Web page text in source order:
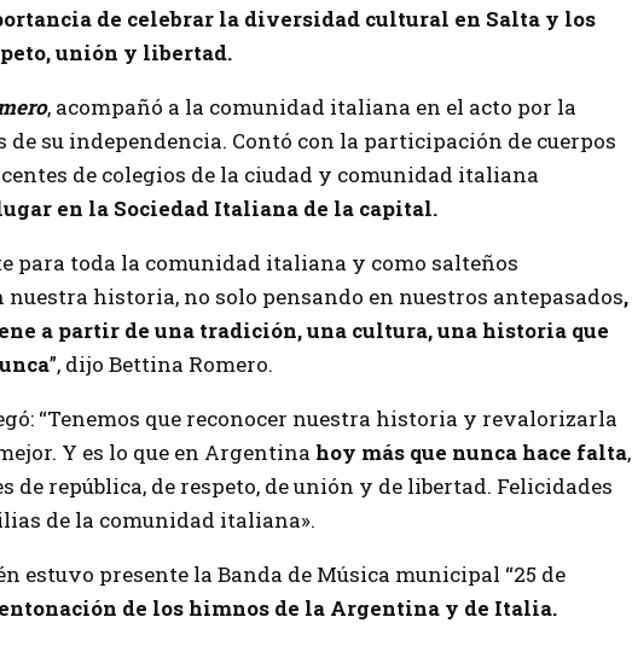
de celebrar la diversidad cultural en Salta y los
unión y libertad.
, acompañó a la comunidad italiana en el acto por la
de su independencia. Contó con la participación de cuerpos
de colegios de la ciudad y comunidad italiana
en la Sociedad Italiana de la capital.
para toda la comunidad italiana y como salteños
nuestra historia, no solo pensando en nuestros antepasados,
a partir de una tradición, una cultura, una historia que
”, dijo Bettina Romero.
“Tenemos que reconocer nuestra historia y revalorizarla
Y es lo que en Argentina hoy más que nunca hace falta,
de república, de respeto, de unión y de libertad. Felicidades
de la comunidad italiana».
estuvo presente la Banda de Música municipal “25 de
de los himnos de la Argentina y de Italia.